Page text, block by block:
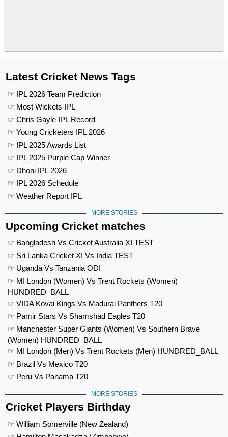
Latest Cricket News Tags
☞ IPL 2026 Team Prediction
☞ Most Wickets IPL
☞ Chris Gayle IPL Record
☞ Young Cricketers IPL 2026
☞ IPL 2025 Awards List
☞ IPL 2025 Purple Cap Winner
☞ Dhoni IPL 2026
☞ IPL 2026 Schedule
☞ Weather Report IPL
MORE STORIES
Upcoming Cricket matches
☞ Bangladesh Vs Cricket Australia XI TEST
☞ Sri Lanka Cricket XI Vs India TEST
☞ Uganda Vs Tanzania ODI
☞ MI London (Women) Vs Trent Rockets (Women)
HUNDRED_BALL
☞ VIDA Kovai Kings Vs Madurai Panthers T20
☞ Pamir Stars Vs Shamshad Eagles T20
☞ Manchester Super Giants (Women) Vs Southern Brave
(Women) HUNDRED_BALL
☞ MI London (Men) Vs Trent Rockets (Men) HUNDRED_BALL
☞ Brazil Vs Mexico T20
☞ Peru Vs Panama T20
MORE STORIES
Cricket Players Birthday
☞ William Somerville (New Zealand)